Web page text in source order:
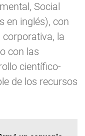
Social
en inglés), con
la
con las
científico-
de los recursos